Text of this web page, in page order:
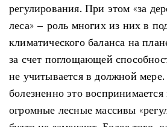
регулирования. При этом «за
леса» – роль многих из них в
климатического баланса на
за счет поглощающей
не учитывается в должной
болезненно это
огромные лесные массивы